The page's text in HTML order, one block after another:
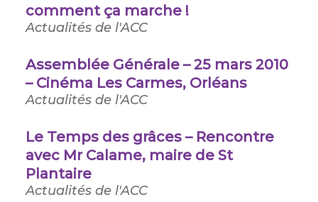
comment ça marche !
Actualités de l'ACC
Assemblée Générale – 25 mars 2010
– Cinéma Les Carmes, Orléans
Actualités de l'ACC
Le Temps des grâces – Rencontre
avec Mr Calame, maire de St
Plantaire
Actualités de l'ACC